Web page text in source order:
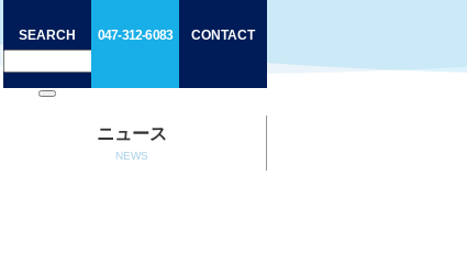
ニュース
NEWS
SEARCH 047-312-6083 CONTACT